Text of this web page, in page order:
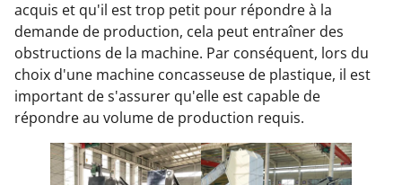
acquis et qu'il est trop petit pour répondre à la
demande de production, cela peut entraîner des
obstructions de la machine. Par conséquent, lors du
choix d'une machine concasseuse de plastique, il est
important de s'assurer qu'elle est capable de
répondre au volume de production requis.